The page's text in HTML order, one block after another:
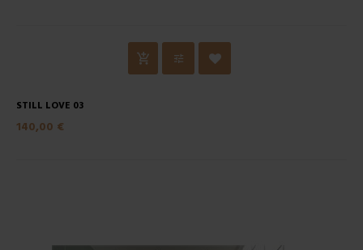
STILL LOVE 03
140,00 €